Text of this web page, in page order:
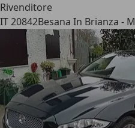
Rivenditore
IT 20842Besana In Brianza -